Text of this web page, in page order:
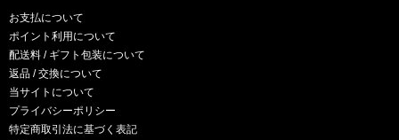
お支払について
ポイント利用について
配送料 / ギフト包装について
返品 / 交換について
当サイトについて
プライバシーポリシー
特定商取引法に基づく表記